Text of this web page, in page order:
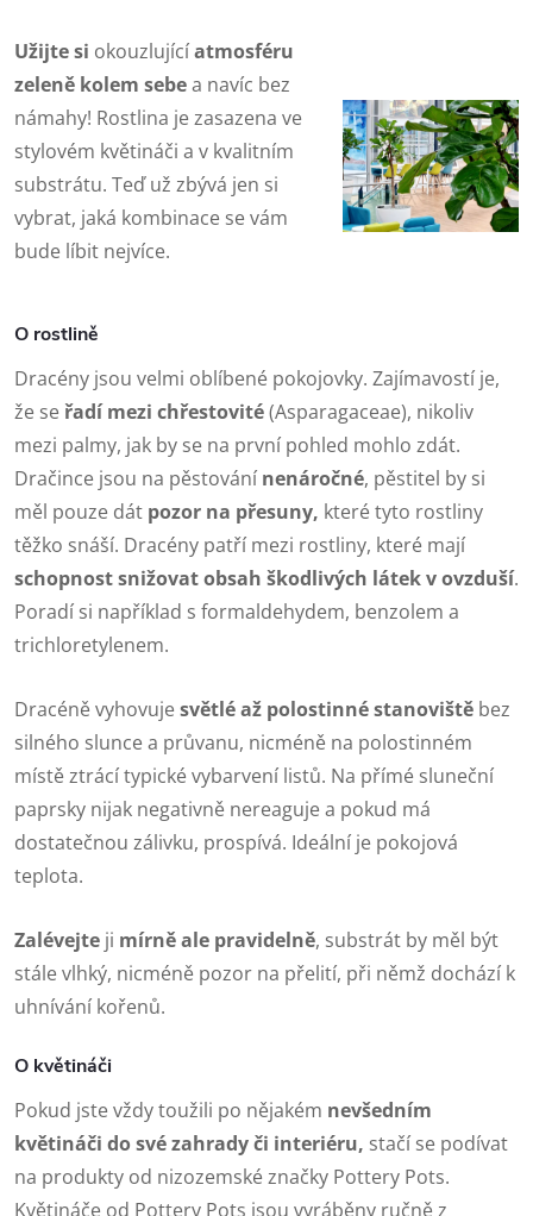
Užijte si okouzlujícíatmosféru
zeleně kolem sebea navíc bez
námahy! Rostlina je zasazena ve
stylovém květináči a v kvalitním
substrátu. Teď už zbývá jen si
vybrat, jaká kombinace se vám
bude líbit nejvíce.
O rostlině
Dracény jsou velmi oblíbené pokojovky. Zajímavostí je,
že se řadí mezi chřestovité(Asparagaceae), nikoliv
mezi palmy, jak by se na první pohled mohlo zdát.
Dračince jsou na pěstování nenáročné, pěstitel by si
měl pouze dát pozor na přesuny, které tyto rostliny
těžko snáší. Dracény patří mezi rostliny, které mají
schopnost snižovat obsah škodlivých látek v ovzduší.
Poradí si například s formaldehydem, benzolem a
trichloretylenem.
Dracéně vyhovujesvětlé až polostinné stanoviště bez
silného slunce a průvanu, nicméně na polostinném
místě ztrácí typické vybarvení listů. Na přímé sluneční
paprsky nijak negativně nereaguje a pokud má
dostatečnou zálivku, prospívá. Ideální je pokojová
teplota.
Zalévejte ji mírně ale pravidelně, substrát by měl být
stále vlhký, nicméně pozor na přelití, při němž dochází k
uhnívání kořenů.
O květináči
Pokud jste vždy toužili po nějakém nevšedním
květináči do své zahrady či interiéru, stačí se podívat
na produkty od nizozemské značky Pottery Pots.
Květináče od Pottery Pots jsou vyráběny ručně z